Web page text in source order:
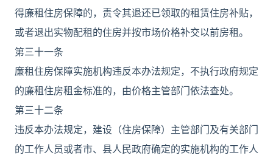
得廉租住房保障的，责令其退还已领取的租赁住房补贴，
或者退出实物配租的住房并按市场价格补交以前房租。
第三十一条
廉租住房保障实施机构违反本办法规定，不执行政府规定
的廉租住房租金标准的，由价格主管部门依法查处。
第三十二条
违反本办法规定，建设（住房保障）主管部门及有关部门
的工作人员或者市、县人民政府确定的实施机构的工作人